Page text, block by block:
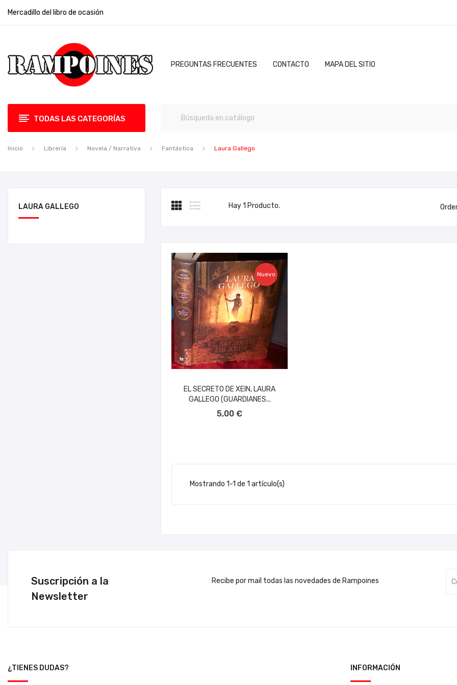
Mercadillo del libro de ocasión
PREGUNTAS FRECUENTES CONTACTO MAPA DEL SITIO
TODAS LAS CATEGORÍAS
Inicio Librería Novela / Narrativa Fantástica Laura Gallego
LAURA GALLEGO Hay 1 Producto.
Nuevo
EL SECRETO DE XEIN, LAURA
GALLEGO (GUARDIANES...
5,00 €
Mostrando 1-1 de 1 artículo(s)
Suscripción a la
Newsletter
Recibe por mail todas las novedades de Rampoines
¿TIENES DUDAS? INFORMACIÓN